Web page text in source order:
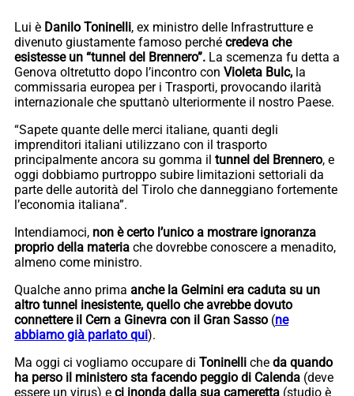
Lui è Danilo Toninelli, ex ministro delle Infrastrutture e
divenuto giustamente famoso perché credeva che
esistesse un “tunnel del Brennero”. La scemenza fu detta a
Genova oltretutto dopo l’incontro con Violeta Bulc, la
commissaria europea per i Trasporti, provocando ilarità
internazionale che sputtanò ulteriormente il nostro Paese.
“Sapete quante delle merci italiane, quanti degli
imprenditori italiani utilizzano con il trasporto
principalmente ancora su gomma il tunnel del Brennero, e
oggi dobbiamo purtroppo subire limitazioni settoriali da
parte delle autorità del Tirolo che danneggiano fortemente
l’economia italiana”.
Intendiamoci, non è certo l’unico a mostrare ignoranza
proprio della materia che dovrebbe conoscere a menadito,
almeno come ministro.
Qualche anno prima anche la Gelmini era caduta su un
altro tunnel inesistente, quello che avrebbe dovuto
connettere il Cern a Ginevra con il Gran Sasso (ne
abbiamo già parlato qui).
Ma oggi ci vogliamo occupare di Toninelli che da quando
ha perso il ministero sta facendo peggio di Calenda (deve
essere un virus) e ci inonda dalla sua cameretta (studio è